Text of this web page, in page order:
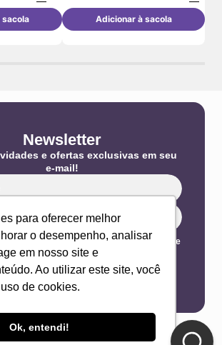
para oferecer melhor
o desempenho, analisar
em nosso site e
Ao utilizar este site, você
de cookies.
Ok, entendi!
Adicionar à sacola
Newsletter
e ofertas exclusivas em seu
e-mail!
com os Termos & Condições e Política de
ENVIAR